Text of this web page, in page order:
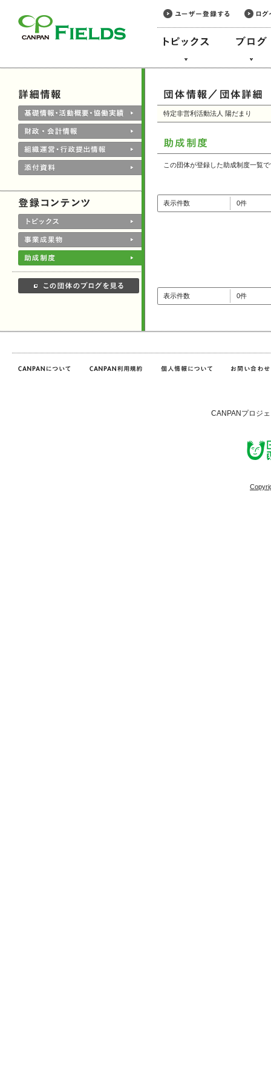
特定非営利活動法人 陽だまり
この団体が登録した助成制度一覧
表示件数 0件
表示件数 0件
CANPANプロジ